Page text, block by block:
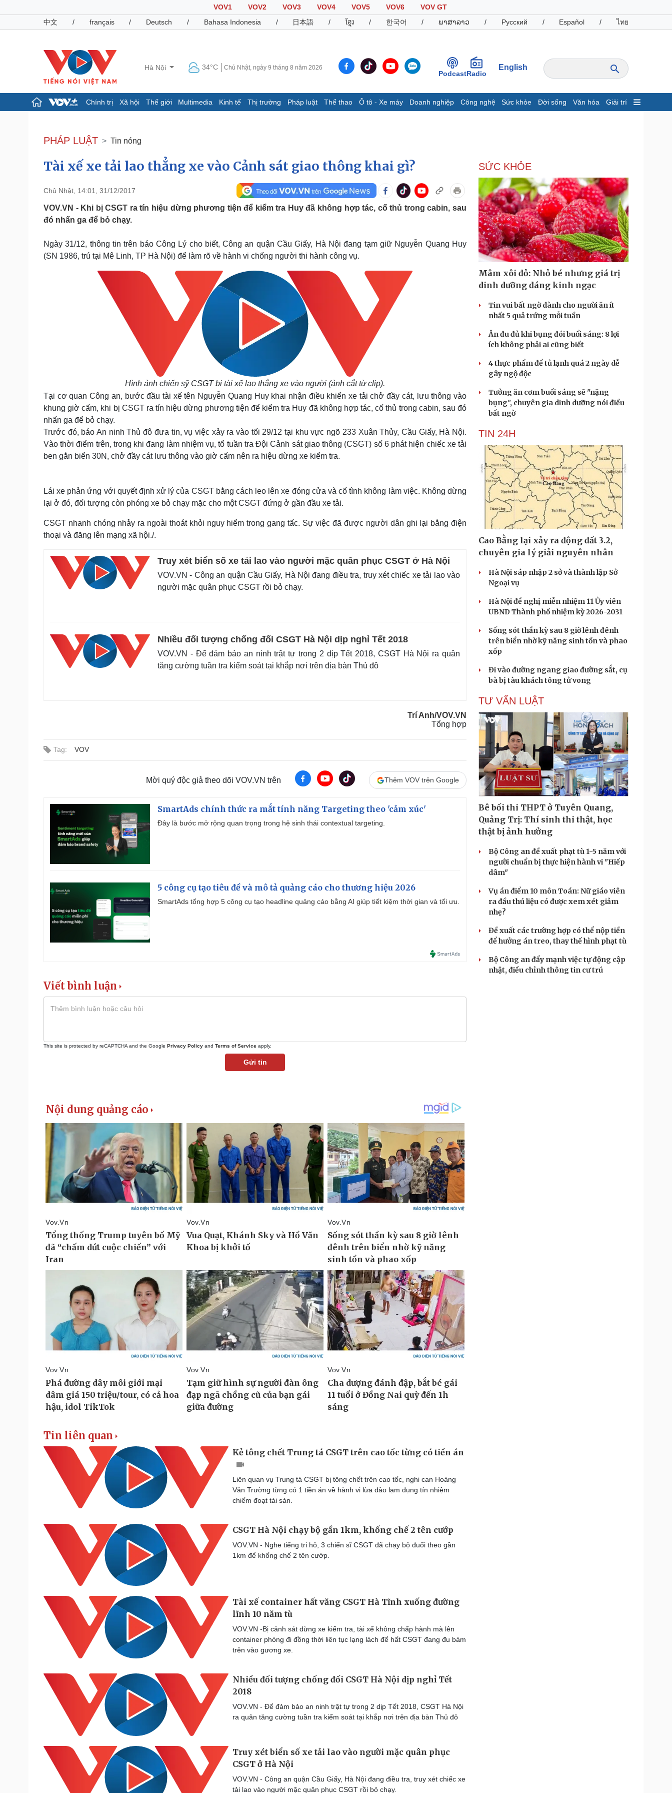
VOV1 VOV2 VOV3 VOV4 VOV5 VOV6
VOV GT
中文
/ français / Deutsch / Bahasa Indonesia / 日本語 / ខ្មែរ / 한국어 / ພາສາລາວ / Русский / Español / ไทย
Hà Nội 34°C Chủ Nhật, ngày 9 tháng 8 năm 2026
PodcastRadio
English
Chính trị Xã hội Thế giới Multimedia Kinh tế Thị trường Pháp luật Thể thao Ô tô - Xe máy Doanh nghiệp Công nghệ Sức khỏe Đời sống Văn hóa Giải trí
Đảng
Tổ chức nhân sự
Nhận diện sự thật
Giáo dục
Dấu ấn VOV
Infographic
Giá cà phê
Pháp luật
Vụ án
Tư vấn luật
Quân sự - Quốc phòng
Phân tích
Thể thao
Thế giới thể thao
eSports
Hậu trường
Ô tô - Xe máy
Tư vấn
Doanh nghiệp
Thông tin doanh nghiệp
Doanh nghiệp 24h
Doanh nhân
Vì cộng đồng
Công nghệ
Sành điệu
Tin Công nghệ
Trải nghiệm
Chuyển đổi số
Dinh dưỡng - món ngon
Đời sống
Nhà đẹp
Tình yêu - Gia đình
Sân khấu - Điện ảnh
Văn học
Âm nhạc
Nghệ sĩ
Thời trang
Sao Việt
Podcast
Câu chuyện thời sự
Đọc truyện đêm khuya
Cửa sổ tình yêu
Hạt giống tâm hồn
PHÁP LUẬT Tin nóng
Tài xế xe tải lao thẳng xe vào Cảnh sát giao thông khai gì?
Chủ Nhật, 14:01, 31/12/2017
VOV.VN - Khi bị CSGT ra tín hiệu dừng phương tiện để kiểm tra Huy đã không hợp tác, cố thủ trong cabin, sau
đó nhấn ga để bỏ chạy.
Ngày 31/12, thông tin trên báo Công Lý cho biết, Công an quận Cầu Giấy, Hà Nội đang tạm giữ Nguyễn Quang Huy
(SN 1986, trú tại Mê Linh, TP Hà Nội) để làm rõ về hành vi chống người thi hành công vụ.
Hình ảnh chiến sỹ CSGT bị tài xế lao thẳng xe vào người (ảnh cắt từ clip).
Tại cơ quan Công an, bước đầu tài xế tên Nguyễn Quang Huy khai nhận điều khiển xe tải chở đầy cát, lưu thông vào
khung giờ cấm, khi bị CSGT ra tín hiệu dừng phương tiện để kiểm tra Huy đã không hợp tác, cố thủ trong cabin, sau đó
nhấn ga để bỏ chạy.
Trước đó, báo An ninh Thủ đô đưa tin, vụ việc xảy ra vào tối 29/12 tại khu vực ngõ 233 Xuân Thủy, Cầu Giấy, Hà Nội.
Vào thời điểm trên, trong khi đang làm nhiệm vụ, tổ tuần tra Đội Cảnh sát giao thông (CSGT) số 6 phát hiện chiếc xe tải
ben gắn biển 30N, chở đầy cát lưu thông vào giờ cấm nên ra hiệu dừng xe kiểm tra.
Lái xe phản ứng với quyết định xử lý của CSGT bằng cách leo lên xe đóng cửa và cố tình không làm việc. Không dừng
lại ở đó, đối tượng còn phóng xe bỏ chạy mặc cho một CSGT đứng ở gần đầu xe tải.
CSGT nhanh chóng nhảy ra ngoài thoát khỏi nguy hiểm trong gang tấc. Sự việc đã được người dân ghi lại bằng điện
thoại và đăng lên mạng xã hội./.
Truy xét biển số xe tải lao vào người mặc quân phục CSGT ở Hà Nội
VOV.VN - Công an quận Cầu Giấy, Hà Nội đang điều tra, truy xét chiếc xe tải lao vào
người mặc quân phục CSGT rồi bỏ chạy.
Nhiều đối tượng chống đối CSGT Hà Nội dịp nghỉ Tết 2018
VOV.VN - Để đảm bảo an ninh trật tự trong 2 dịp Tết 2018, CSGT Hà Nội ra quân
tăng cường tuần tra kiểm soát tại khắp nơi trên địa bàn Thủ đô
Trí Anh/VOV.VN
Tổng hợp
Tag: VOV
Mời quý độc giả theo dõi VOV.VN trên Thêm VOV trên Google
SmartAds chính thức ra mắt tính năng Targeting theo 'cảm xúc'
Đây là bước mở rộng quan trọng trong hệ sinh thái contextual targeting.
5 công cụ tạo tiêu đề và mô tả quảng cáo cho thương hiệu 2026
SmartAds tổng hợp 5 công cụ tạo headline quảng cáo bằng AI giúp tiết kiệm thời gian và tối ưu.
Viết bình luận
This site is protected by reCAPTCHA and the Google Privacy Policy and Terms of Service apply.
Gửi tin
Tin liên quan
Kẻ tông chết Trung tá CSGT trên cao tốc từng có tiền án
Liên quan vụ Trung tá CSGT bị tông chết trên cao tốc, nghi can Hoàng
Văn Trường từng có 1 tiền án về hành vi lừa đảo lạm dụng tín nhiệm
chiếm đoạt tài sản.
CSGT Hà Nội chạy bộ gần 1km, khống chế 2 tên cướp
VOV.VN - Nghe tiếng tri hô, 3 chiến sĩ CSGT đã chạy bộ đuổi theo gần
1km để khống chế 2 tên cướp.
Tài xế container hất văng CSGT Hà Tĩnh xuống đường
lĩnh 10 năm tù
VOV.VN -Bị cảnh sát dừng xe kiểm tra, tài xế không chấp hành mà lên
container phóng đi đồng thời liên tục lạng lách để hất CSGT đang đu bám
trên vào gương xe.
Nhiều đối tượng chống đối CSGT Hà Nội dịp nghỉ Tết
2018
VOV.VN - Để đảm bảo an ninh trật tự trong 2 dịp Tết 2018, CSGT Hà Nội
ra quân tăng cường tuần tra kiểm soát tại khắp nơi trên địa bàn Thủ đô
Truy xét biển số xe tải lao vào người mặc quân phục
CSGT ở Hà Nội
VOV.VN - Công an quận Cầu Giấy, Hà Nội đang điều tra, truy xét chiếc xe
tải lao vào người mặc quân phục CSGT rồi bỏ chạy.
SỨC KHỎE
Mâm xôi đỏ: Nhỏ bé nhưng giá trị
dinh dưỡng đáng kinh ngạc
Tin vui bất ngờ dành cho người ăn ít
nhất 5 quả trứng mỗi tuần
Ăn đu đủ khi bụng đói buổi sáng: 8 lợi
ích không phải ai cũng biết
4 thực phẩm để tủ lạnh quá 2 ngày dễ
gây ngộ độc
Tưởng ăn cơm buổi sáng sẽ "nặng
bụng", chuyên gia dinh dưỡng nói điều
bất ngờ
TIN 24H
Cao Bằng lại xảy ra động đất 3.2,
chuyên gia lý giải nguyên nhân
Hà Nội sáp nhập 2 sở và thành lập Sở
Ngoại vụ
Hà Nội đề nghị miễn nhiệm 11 Ủy viên
UBND Thành phố nhiệm kỳ 2026-2031
Sống sót thần kỳ sau 8 giờ lênh đênh
trên biển nhờ kỹ năng sinh tồn và phao
xốp
Đi vào đường ngang giao đường sắt, cụ
bà bị tàu khách tông tử vong
TƯ VẤN LUẬT
Bê bối thi THPT ở Tuyên Quang,
Quảng Trị: Thí sinh thi thật, học
thật bị ảnh hưởng
Bộ Công an đề xuất phạt tù 1-5 năm với
người chuẩn bị thực hiện hành vi "Hiếp
dâm"
Vụ án điểm 10 môn Toán: Nữ giáo viên
ra đầu thú liệu có được xem xét giảm
nhẹ?
Đề xuất các trường hợp có thể nộp tiền
để hưởng án treo, thay thế hình phạt tù
Bộ Công an đẩy mạnh việc tự động cập
nhật, điều chỉnh thông tin cư trú